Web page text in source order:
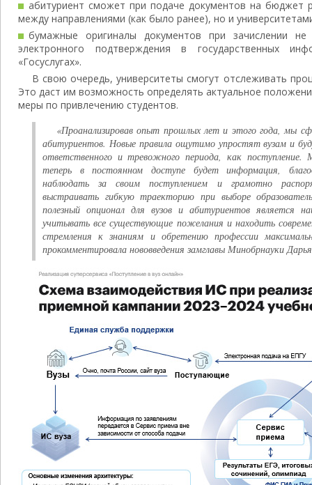
абитуриент сможет при подаче документов на бюджет
между направлениями (как было ранее), но и
бумажные оригиналы документов при зачислении
электронного подтверждения в государственных
«Госуслугах».
В свою очередь, университеты смогут отслеживать
Это даст им возможность определять актуальное
меры по привлечению студентов.
«Проанализировав опыт прошлых лет и этого года, мы
абитуриентов. Новые правила ощутимо упростят вузам и
ответственного и тревожного периода, как
теперь в постоянном доступе будет информация,
наблюдать за своим поступлением и грамотно
выстраивать гибкую траекторию при выборе
полезный опционал для вузов и абитуриентов является
учитывать все существующие пожелания и находить
стремления к знаниям и обретению профессии
прокомментировала нововведения замглавы Минобрнауки